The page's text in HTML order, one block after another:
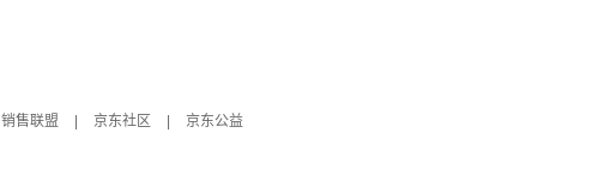
销售联盟 京东社区
京东公益